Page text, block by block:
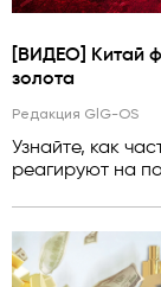
[ВИДЕО] Китай
золота
Редакция GlG-OS
Узнайте, как
реагируют на